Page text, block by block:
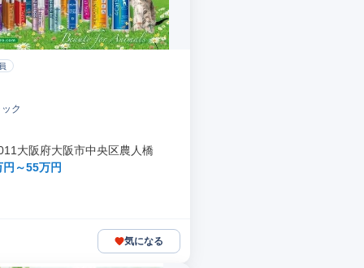
ク
大阪府大阪市中央区農人橋
～55万円
気になる